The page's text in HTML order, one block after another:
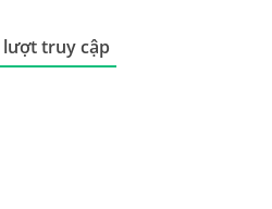
lượt truy cập